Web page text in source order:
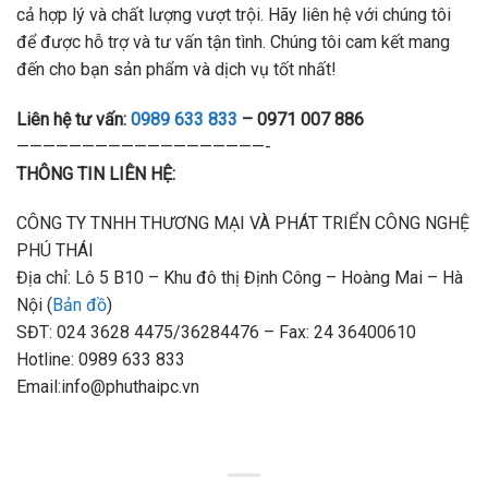
cả hợp lý và chất lượng vượt trội. Hãy liên hệ với chúng tôi
để được hỗ trợ và tư vấn tận tình. Chúng tôi cam kết mang
đến cho bạn sản phẩm và dịch vụ tốt nhất!
Liên hệ tư vấn: 0989 633 833 – 0971 007 886
———————————————————-
THÔNG TIN LIÊN HỆ:
CÔNG TY TNHH THƯƠNG MẠI VÀ PHÁT TRIỂN CÔNG NGHỆ
PHÚ THÁI
Địa chỉ: Lô 5 B10 – Khu đô thị Định Công – Hoàng Mai – Hà
Nội ( Bản đồ)
SĐT: 024 3628 4475/36284476 – Fax: 24 36400610
Hotline: 0989 633 833
Email:info@phuthaipc.vn